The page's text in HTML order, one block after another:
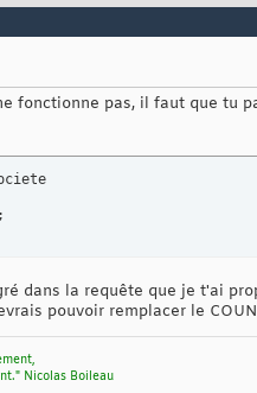
fonctionne pas, il faut que tu
dans la requête que je t'ai
pouvoir remplacer le
Nicolas Boileau